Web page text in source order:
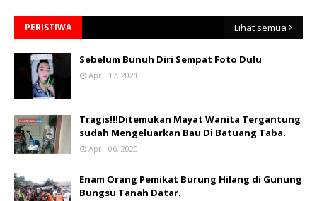
PERISTIWA Lihat semua
Sebelum Bunuh Diri Sempat Foto Dulu
April 17, 2021
Tragis!!!Ditemukan Mayat Wanita Tergantung
sudah Mengeluarkan Bau Di Batuang Taba.
April 06, 2020
Enam Orang Pemikat Burung Hilang di Gunung
Bungsu Tanah Datar.